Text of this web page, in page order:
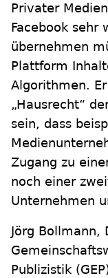
Privater
Facebook sehr
übernehmen
Plattform
Algorithmen.
„Hausrecht“
sein, dass
Zugang zu
noch einer
Unternehmen
Jörg Bollmann,
Publizistik